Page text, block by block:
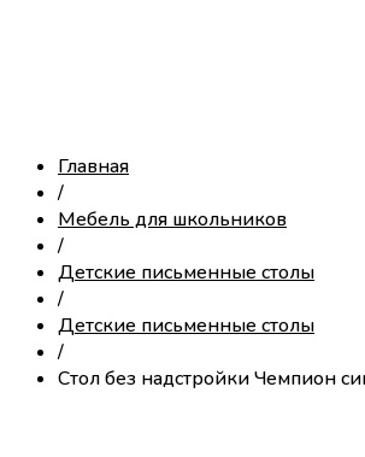
Главная
/
Мебель для школьников
/
Детские письменные столы
/
Детские письменные столы
/
Стол без надстройки Чемпион